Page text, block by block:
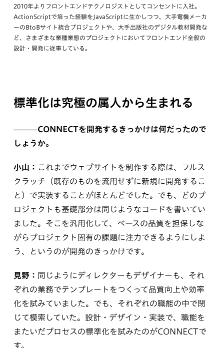
2010年よりフロントエンドテクノロジストとしてコンセントに入社。
ActionScriptで培った経験をJavaScriptに生かしつつ、大手電機メーカ
ーのBtoBサイト統合プロジェクトや、大手出版社のデジタル教材開発な
ど、さまざまな業種業態のプロジェクトにおいてフロントエンド全般の
設計・開発に従事している。
標準化は究極の属人から生まれる
———CONNECTを開発するきっかけは何だったので
しょうか。
小山： これまでウェブサイトを制作する際は、フルス
クラッチ（既存のものを流用せずに新規に開発するこ
と）で実装することがほとんどでした。でも、どのプ
ロジェクトも基礎部分は同じようなコードを書いてい
ました。そこを汎用化して、ベースの品質を担保しな
がらプロジェクト固有の課題に注力できるようにしよ
う、というのが開発のきっかけです。
見野： 同じようにディレクターもデザイナーも、それ
ぞれの業務でテンプレートをつくって品質向上や効率
化を試みていました。でも、それぞれの職能の中で閉
じて模索していた。設計・デザイン・実装で、職能を
またいだプロセスの標準化を試みたのがCONNECTで
す。